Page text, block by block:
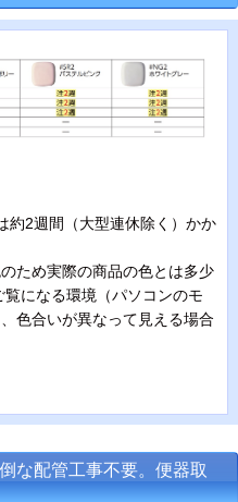
約2週間（大型連休除く）かか
ため実際の商品の色とは多少
になる環境（パソコンのモ
色合いが異なって見える場合
な配管工事不要。便器取